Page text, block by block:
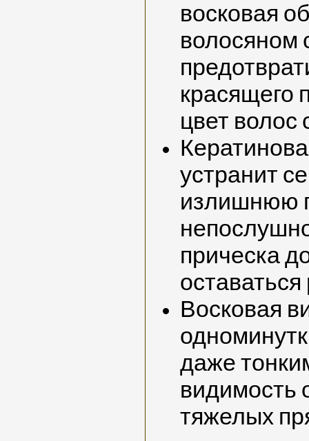
восковая
волосяном
красящего
цвет волос
устранит
излишнюю
прическа
Восковая
даже
видимость
тяжелых